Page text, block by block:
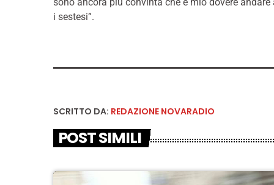
sono ancora più convinta che è mio dovere
i sestesi”.
SCRITTO DA: REDAZIONE NOVARADIO
POST SIMILI